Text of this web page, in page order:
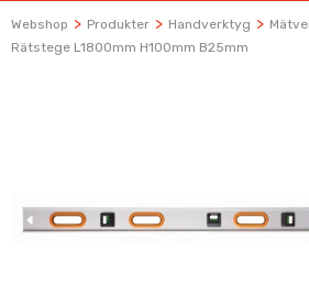
Webshop > Produkter > Handverktyg >
Rätstege L1800mm H100mm B25mm